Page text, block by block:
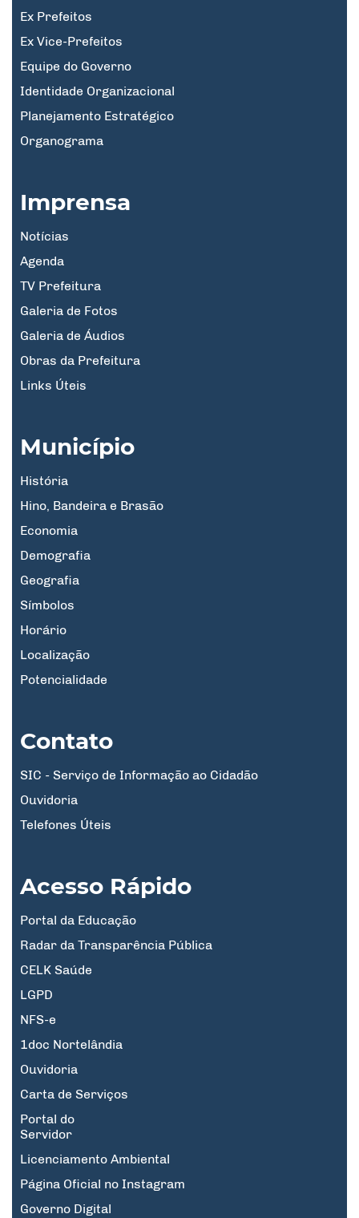
Ex Prefeitos
Ex Vice-Prefeitos
Equipe do Governo
Identidade Organizacional
Planejamento Estratégico
Organograma
Imprensa
Notícias
Agenda
TV Prefeitura
Galeria de Fotos
Galeria de Áudios
Obras da Prefeitura
Links Úteis
Município
História
Hino, Bandeira e Brasão
Economia
Demografia
Geografia
Símbolos
Horário
Localização
Potencialidade
Contato
SIC - Serviço de Informação ao Cidadão
Ouvidoria
Telefones Úteis
Acesso Rápido
Portal da Educação
Radar da Transparência Pública
CELK Saúde
LGPD
NFS-e
1doc Nortelândia
Ouvidoria
Carta de Serviços
Portal do
Servidor
Licenciamento Ambiental
Página Oficial no Instagram
Governo Digital